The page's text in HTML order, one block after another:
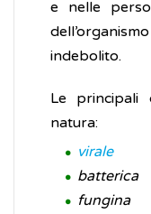
e nelle
indebolito.
Le principali
natura:
virale
batterica
fungina